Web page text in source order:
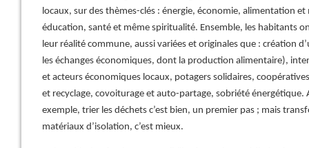
locaux, sur des thèmes-clés : énergie, économie, alimentation
éducation, santé et même spiritualité. Ensemble, les habitants
leur réalité commune, aussi variées et originales que : création
les échanges économiques, dont la production alimentaire),
et acteurs économiques locaux, potagers solidaires,
et recyclage, covoiturage et auto-partage, sobriété énergétique.
exemple, trier les déchets c’est bien, un premier pas ; mais
matériaux d’isolation, c’est mieux.